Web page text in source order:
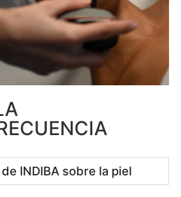
INDIBA sobre la piel